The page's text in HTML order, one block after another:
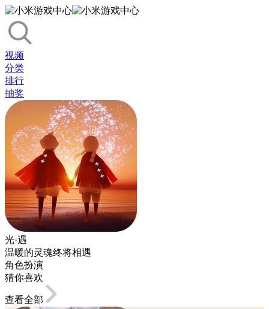
视频
分类
排行
抽奖
光·遇
温暖的灵魂终将相遇
角色扮演
猜你喜欢
查看全部